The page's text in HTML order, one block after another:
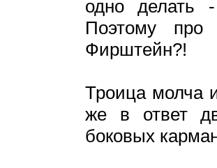
одно делать
Поэтому про
Фирштейн?!
Троица молча
же в ответ
боковых